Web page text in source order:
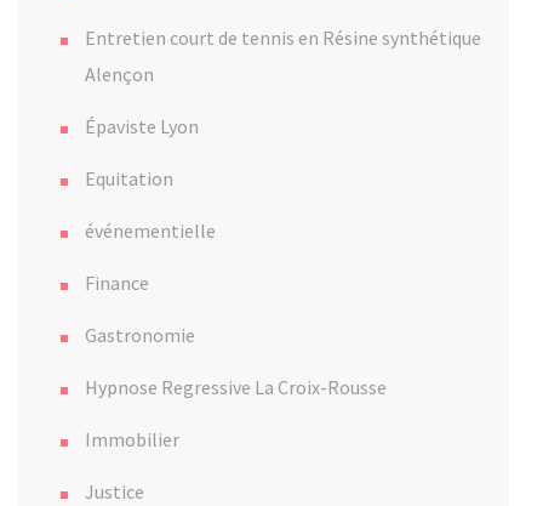
Entretien court de tennis en Résine synthétique
Alençon
Épaviste Lyon
Equitation
événementielle
Finance
Gastronomie
Hypnose Regressive La Croix-Rousse
Immobilier
Justice